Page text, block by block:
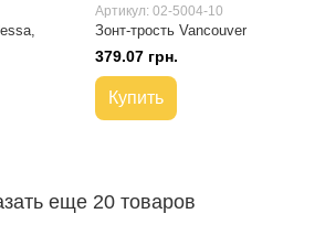
Артикул: 02-5004-10
Зонт-трость Vancouver
379.07 грн.
Купить
еще 20 товаров